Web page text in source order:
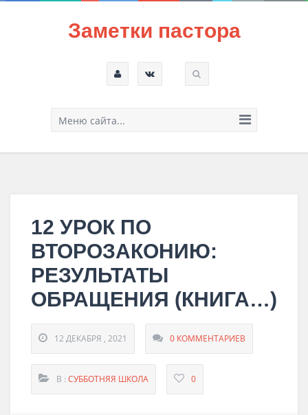
Заметки пастора
Меню сайта...
12 УРОК ПО
ВТОРОЗАКОНИЮ:
РЕЗУЛЬТАТЫ
ОБРАЩЕНИЯ (КНИГА…)
12 ДЕКАБРЯ , 2021 0 КОММЕНТАРИЕВ
В : СУББОТНЯЯ ШКОЛА 0